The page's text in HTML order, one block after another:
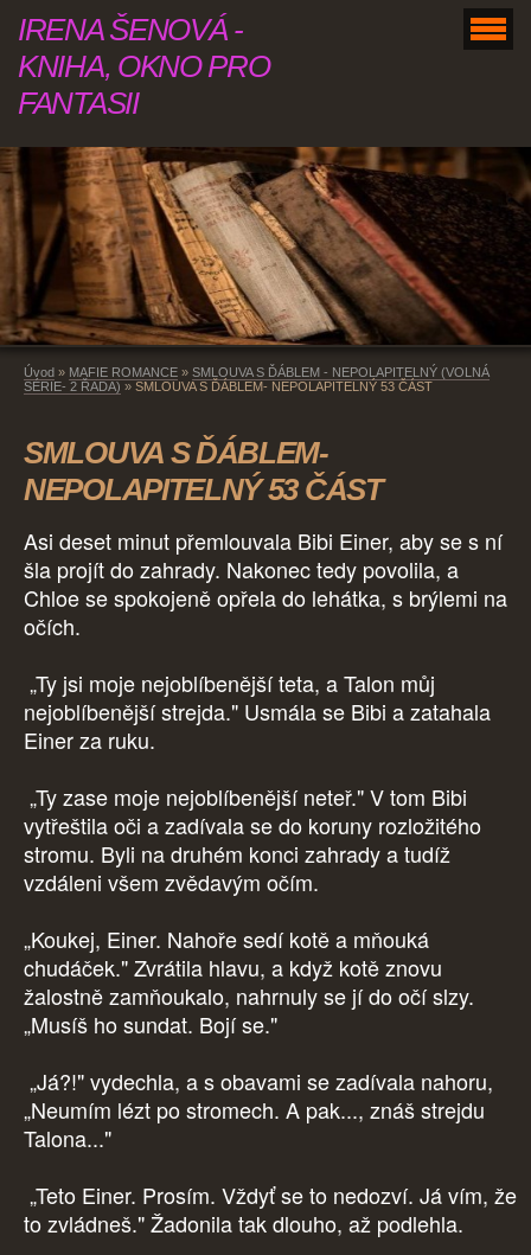
IRENA ŠENOVÁ -
KNIHA, OKNO PRO
FANTASII
Úvod » MAFIE ROMANCE » SMLOUVA S ĎÁBLEM - NEPOLAPITELNÝ (VOLNÁ
SÉRIE- 2 ŘADA) » SMLOUVA S ĎÁBLEM- NEPOLAPITELNÝ 53 ČÁST
SMLOUVA S ĎÁBLEM-
NEPOLAPITELNÝ 53 ČÁST
Asi deset minut přemlouvala Bibi Einer, aby se s ní
šla projít do zahrady. Nakonec tedy povolila, a
Chloe se spokojeně opřela do lehátka, s brýlemi na
očích.
„Ty jsi moje nejoblíbenější teta, a Talon můj
nejoblíbenější strejda." Usmála se Bibi a zatahala
Einer za ruku.
„Ty zase moje nejoblíbenější neteř." V tom Bibi
vytřeštila oči a zadívala se do koruny rozložitého
stromu. Byli na druhém konci zahrady a tudíž
vzdáleni všem zvědavým očím.
„Koukej, Einer. Nahoře sedí kotě a mňouká
chudáček." Zvrátila hlavu, a když kotě znovu
žalostně zamňoukalo, nahrnuly se jí do očí slzy.
„Musíš ho sundat. Bojí se."
„Já?!" vydechla, a s obavami se zadívala nahoru,
„Neumím lézt po stromech. A pak..., znáš strejdu
Talona..."
„Teto Einer. Prosím. Vždyť se to nedozví. Já vím, že
to zvládneš." Žadonila tak dlouho, až podlehla.